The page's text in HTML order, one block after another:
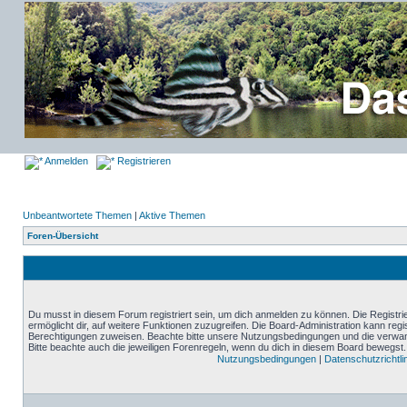
Anmelden Registrieren
Unbeantwortete Themen | Aktive Themen
Foren-Übersicht
Du musst in diesem Forum registriert sein, um dich anmelden zu können. Die
ermöglicht dir, auf weitere Funktionen zuzugreifen. Die Board-Administration kann
Berechtigungen zuweisen. Beachte bitte unsere Nutzungsbedingungen und die
Bitte beachte auch die jeweiligen Forenregeln, wenn du dich in diesem Board bewegst.
Nutzungsbedingungen |